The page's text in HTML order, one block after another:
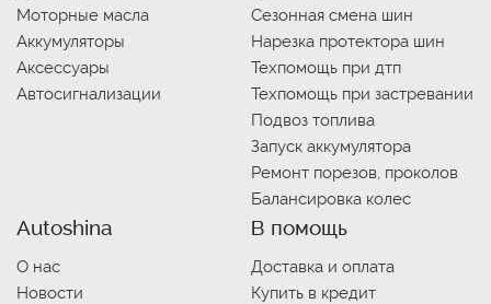
Моторные масла
Аккумуляторы
Аксессуары
Автосигнализации
Сезонная смена шин
Нарезка протектора шин
Техпомощь при дтп
Техпомощь при застревании
Подвоз топлива
Запуск аккумулятора
Ремонт порезов, проколов
Балансировка колес
Autoshina
О нас
Новости
В помощь
Доставка и оплата
Купить в кредит